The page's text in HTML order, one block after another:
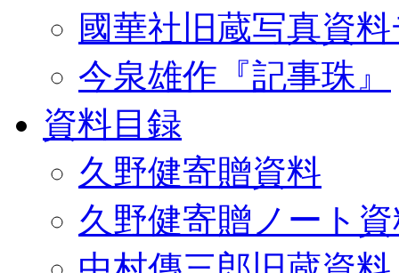
國華社旧蔵写真資
今泉雄作『記事珠』
資料目録
久野健寄贈資料
久野健寄贈ノート